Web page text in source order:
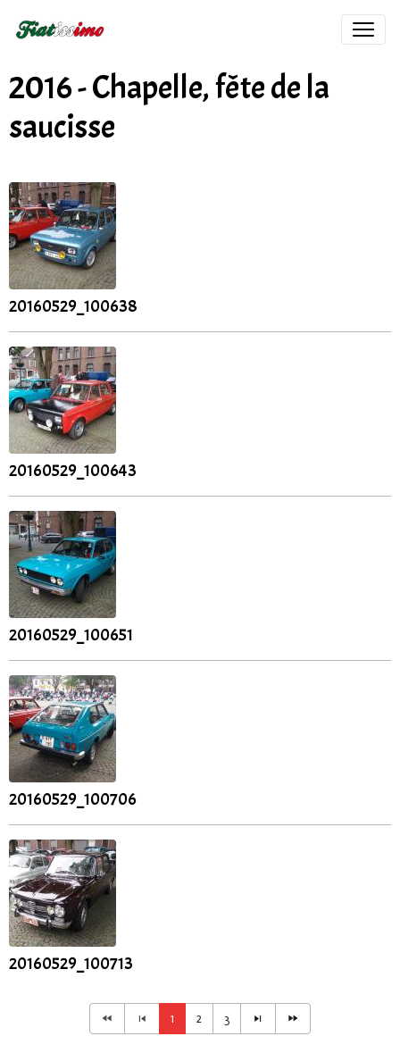
2016 - Chapelle, fête de la
saucisse
20160529_100638
20160529_100643
20160529_100651
20160529_100706
20160529_100713
1 2 3